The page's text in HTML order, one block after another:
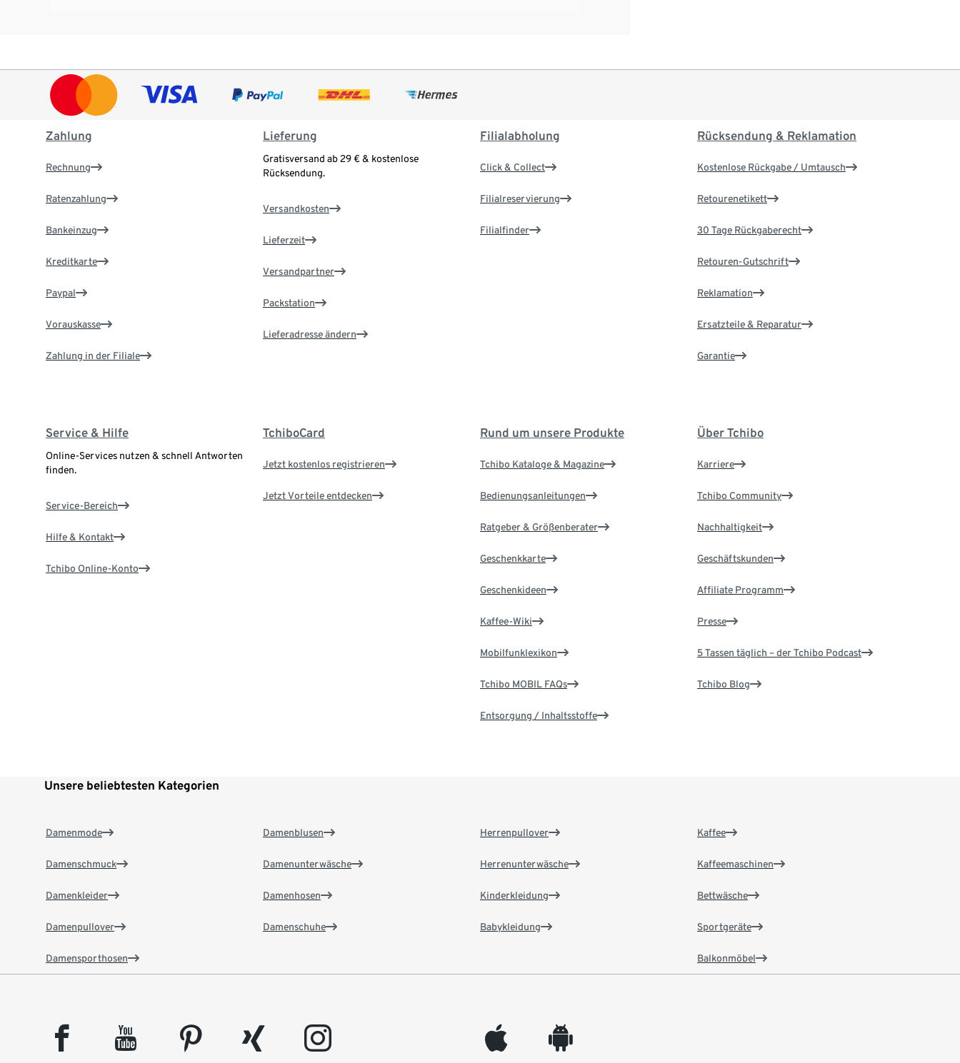
Zahlung
Rechnung
Ratenzahlung
Bankeinzug
Kreditkarte
Paypal
Vorauskasse
Zahlung in der Filiale
Lieferung
Gratisversand ab 29 € & kostenlose
Rücksendung.
Versandkosten
Lieferzeit
Versandpartner
Packstation
Lieferadresse ändern
Filialabholung
Click & Collect
Filialreservierung
Filialfinder
Rücksendung & Reklamation
Kostenlose Rückgabe / Umtausch
Retourenetikett
30 Tage Rückgaberecht
Retouren-Gutschrift
Reklamation
Ersatzteile & Reparatur
Garantie
Service & Hilfe
Online-Services nutzen & schnell Antworten
finden.
Service-Bereich
Hilfe & Kontakt
Tchibo Online-Konto
TchiboCard
Jetzt kostenlos registrieren
Jetzt Vorteile entdecken
Rund um unsere Produkte
Tchibo Kataloge & Magazine
Bedienungsanleitungen
Ratgeber & Größenberater
Geschenkkarte
Geschenkideen
Kaffee-Wiki
Mobilfunklexikon
Tchibo MOBIL FAQs
Entsorgung / Inhaltsstoffe
Über Tchibo
Karriere
Tchibo Community
Nachhaltigkeit
Geschäftskunden
Affiliate Programm
Presse
5 Tassen täglich – der Tchibo Podcast
Tchibo Blog
Unsere beliebtesten Kategorien
Damenmode
Damenschmuck
Damenkleider
Damenpullover
Damensporthosen
Damenblusen
Damenunterwäsche
Damenhosen
Damenschuhe
Herrenpullover
Herrenunterwäsche
Kinderkleidung
Babykleidung
Kaffee
Kaffeemaschinen
Bettwäsche
Sportgeräte
Balkonmöbel
facebook youtube pinterest xing instagram appleinc android